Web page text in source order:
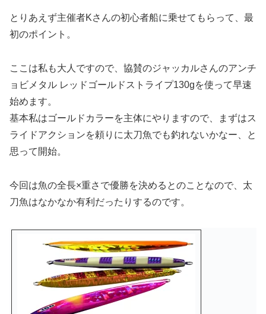
とりあえず主催者Kさんの初心者船に乗せてもらって、最
初のポイント。
ここは私も大人ですので、協賛のジャッカルさんのアンチ
ョビメタル レッドゴールドストライプ130gを使って早速
始めます。
基本私はゴールドカラーを主体にやりますので、まずはス
ライドアクションを頼りに太刀魚でも釣れないかなー、と
思って開始。
今回は魚の全長×重さで優勝を決めるとのことなので、太
刀魚はなかなか有利だったりするのです。